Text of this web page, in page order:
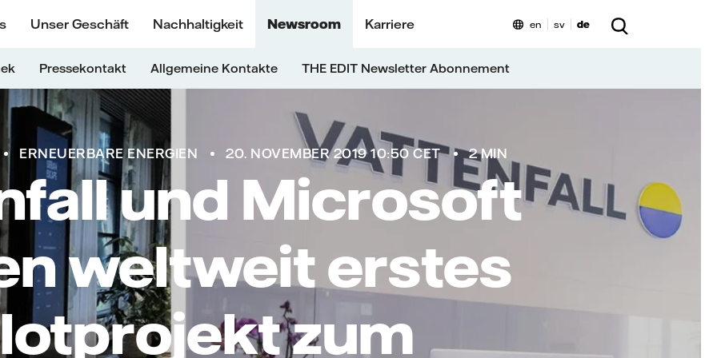
Unser Geschäft Nachhaltigkeit Newsroom Karriere
Pressekontakt Allgemeine Kontakte THE EDIT Newsletter Abonnement
en sv de
ERNEUERBARE ENERGIEN 20. NOVEMBER 2019 10:50 CET 2 MIN
und Microsoft
weltweit erstes
zum